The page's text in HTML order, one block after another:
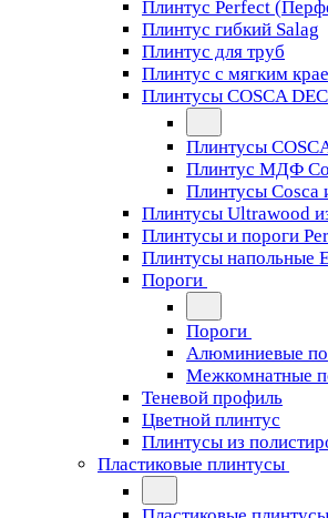
Плинтус Perfect
Плинтус гибкий Salag
Плинтус для труб
Плинтус с мягким
Плинтусы COSCA
Плинтусы
Плинтус МДФ
Плинтусы Cosca
Плинтусы Ultrawood
Плинтусы и пороги
Плинтусы напольные
Пороги
Пороги
Алюминиевые
Межкомнатные
Теневой профиль
Цветной плинтус
Плинтусы из
Пластиковые плинтусы